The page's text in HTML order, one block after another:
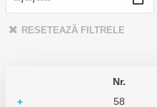
RESETEAZĂ FILTRELE
Nr.
+
58